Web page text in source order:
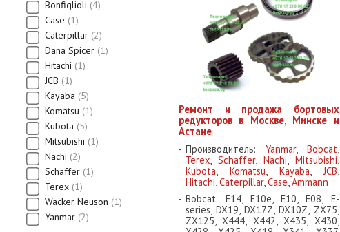
Bonfiglioli 4
Case 1
Caterpillar 2
Dana Spicer 1
Hitachi 1
JCB 1
Kayaba
5
Komatsu 1
Kubota
5
Mitsubishi 1
Nachi 2
Schaffer 1
Terex 1
Wacker Neuson 1
Yanmar 2
Ремонт и продажа бортовых
редукторов в Москве, Минске и
Астане
Производитель: Yanmar, Bobcat,
Terex, Schaffer, Nachi, Mitsubishi,
Kubota, Komatsu, Kayaba,JCB,
Hitachi,Caterpillar,Case,Ammann
Bobcat: E14, E10e, E10, E08, E-
series, DX19, DX17Z, DX10Z, ZX75,
ZX125, X444, X442, X435, X430,